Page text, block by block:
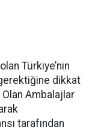
Türkiye’nin
dikkat
Ambalajlar
tarafından